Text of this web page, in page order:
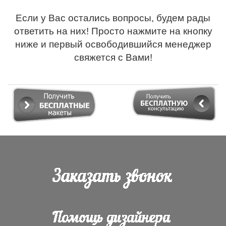
Если у Вас остались вопросы, будем рады
ответить на них! Просто нажмите на кнопку
ниже и первый освободившийся менеджер
свяжется с Вами!